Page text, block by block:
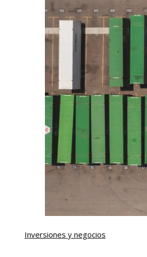
Inversiones y negocios